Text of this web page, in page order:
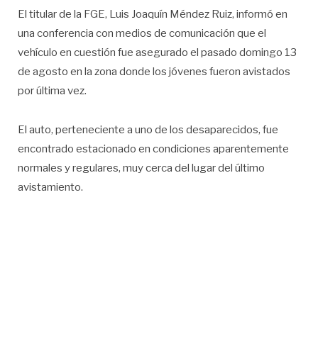
El titular de la FGE, Luis Joaquín Méndez Ruiz, informó en
una conferencia con medios de comunicación que el
vehículo en cuestión fue asegurado el pasado domingo 13
de agosto en la zona donde los jóvenes fueron avistados
por última vez.
El auto, perteneciente a uno de los desaparecidos, fue
encontrado estacionado en condiciones aparentemente
normales y regulares, muy cerca del lugar del último
avistamiento.